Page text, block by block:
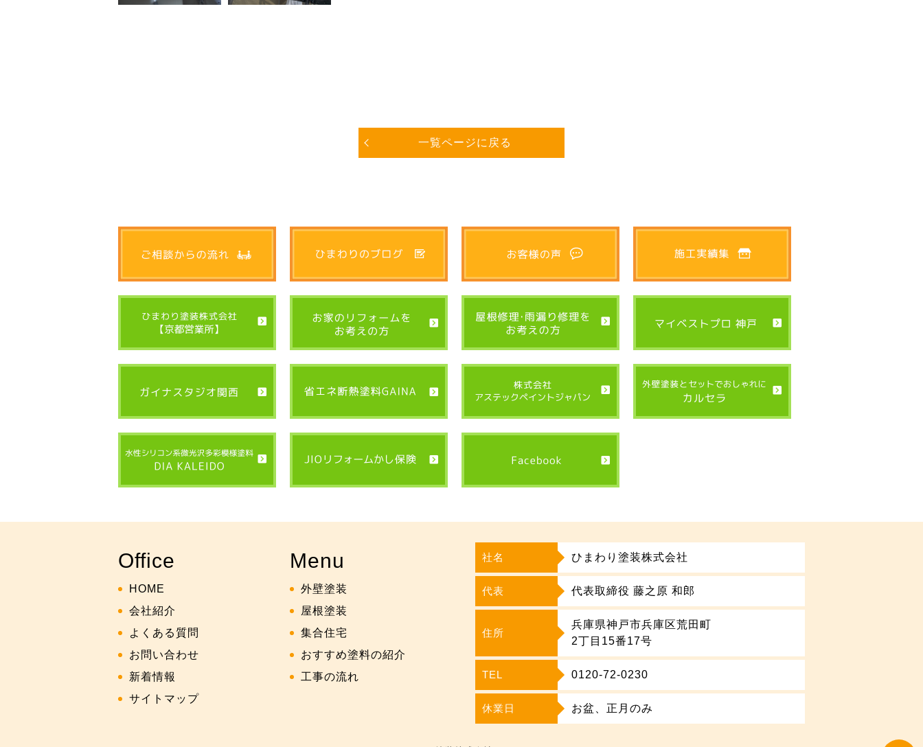
一覧ページに戻る
Office
HOME
会社紹介
よくある質問
お問い合わせ
新着情報
サイトマップ
Menu
外壁塗装
屋根塗装
集合住宅
おすすめ塗料の紹介
工事の流れ
社名 ひまわり塗装株式会社
代表 代表取締役 藤之原 和郎
住所
兵庫県神戸市兵庫区荒田町
2丁目15番17号
TEL 0120-72-0230
休業日 お盆、正月のみ